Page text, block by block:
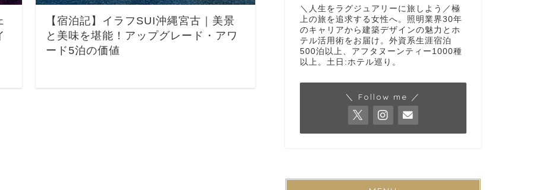
【宿泊記】イラフSUI沖縄宮古｜美景
と美味を堪能！アップグレード・アワ
ード5泊の価値
＼人生をラグジュアリーに旅しよう／極
上の旅を追求する女性へ。照明業界30年
のキャリアから建築デザインの魅力とホ
テル活用術をお届け。外資系生涯宿泊
500泊以上、アフタヌーンティー1000種
以上。土日:ホテル巡り。
＼ Follow me ／